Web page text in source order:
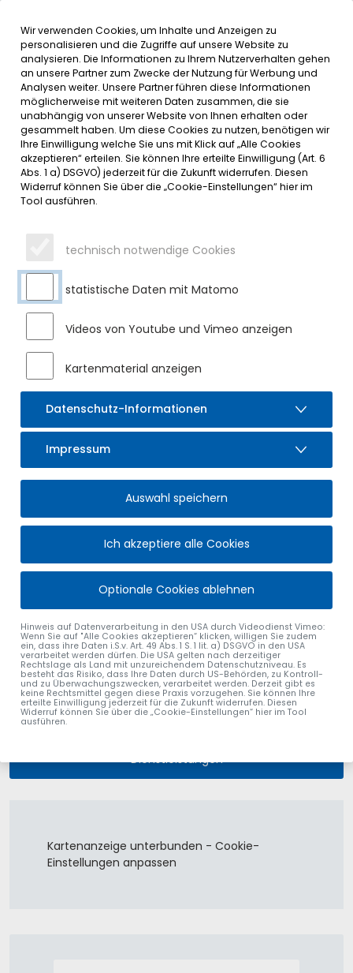
Inhalt der Seite anspringen
Informationen undMENÜ
SERVICE
INDUSTRIE, PRODUKTION,
ELEKTRONIK, ENTWICKLUNG,
TECHNOLOGIE
Handwerk Gesundheitswesen
Gastronomie
Industrie, Produktion, Elektronik, Entwicklung,
Technologie
Einzelhandel, Großhandel, Herstellung, Vertrieb
Dienstleistungen
Kartenanzeige unterbunden - Cookie-
Einstellungen anpassen
Wir verwenden Cookies, um Inhalte und Anzeigen zu
personalisieren und die Zugriffe auf unsere Website zu
analysieren. Die Informationen zu Ihrem Nutzerverhalten gehen
an unsere Partner zum Zwecke der Nutzung für Werbung und
Analysen weiter. Unsere Partner führen diese Informationen
möglicherweise mit weiteren Daten zusammen, die sie
unabhängig von unserer Website von Ihnen erhalten oder
gesammelt haben. Um diese Cookies zu nutzen, benötigen wir
Ihre Einwilligung welche Sie uns mit Klick auf „Alle Cookies
akzeptieren“ erteilen. Sie können Ihre erteilte Einwilligung (Art. 6
Abs. 1 a) DSGVO) jederzeit für die Zukunft widerrufen. Diesen
Widerruf können Sie über die „Cookie-Einstellungen“ hier im
Tool ausführen.
technisch notwendige Cookies
statistische Daten mit Matomo
Videos von Youtube und Vimeo anzeigen
Kartenmaterial anzeigen
Datenschutz-Informationen
Impressum
Auswahl speichern
Ich akzeptiere alle Cookies
Optionale Cookies ablehnen
Hinweis auf Datenverarbeitung in den USA durch Videodienst Vimeo:
Wenn Sie auf "Alle Cookies akzeptieren“ klicken, willigen Sie zudem
ein, dass ihre Daten i.S.v. Art. 49 Abs. 1 S. 1 lit. a) DSGVO in den USA
verarbeitet werden dürfen. Die USA gelten nach derzeitiger
Rechtslage als Land mit unzureichendem Datenschutzniveau. Es
besteht das Risiko, dass Ihre Daten durch US-Behörden, zu Kontroll-
und zu Überwachungszwecken, verarbeitet werden. Derzeit gibt es
keine Rechtsmittel gegen diese Praxis vorzugehen. Sie können Ihre
erteilte Einwilligung jederzeit für die Zukunft widerrufen. Diesen
Widerruf können Sie über die „Cookie-Einstellungen“ hier im Tool
ausführen.